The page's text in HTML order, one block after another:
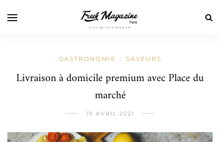
GASTRONOMIE / SAVEURS
Livraison à domicile premium avec Place du
marché
19 AVRIL 2021